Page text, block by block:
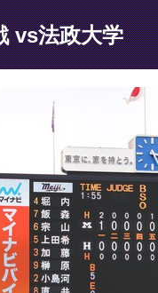
vs法政大学